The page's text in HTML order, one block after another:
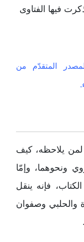
فيها الفتاوى
المتقدّم من
لمن يلاحظه، كيف
ونحوهما، وإمّا
فإنه ينقل
والحلبي وصفوان